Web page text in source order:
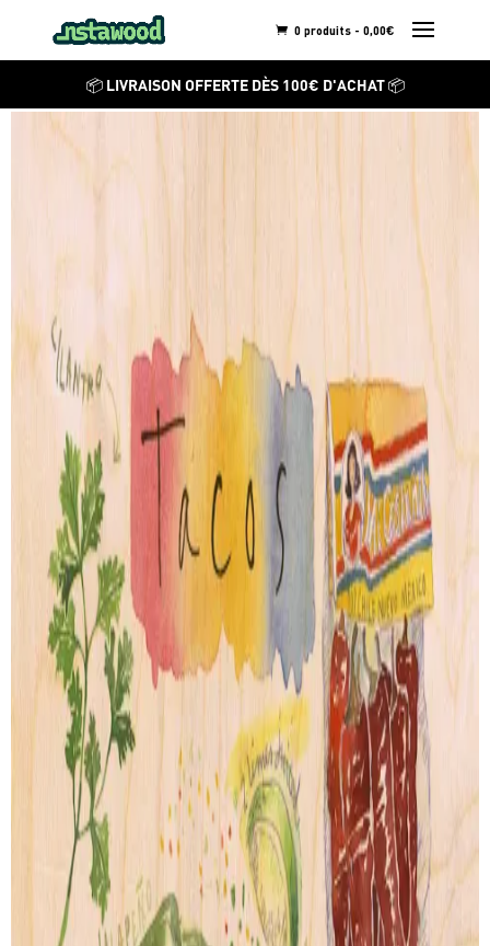
0 produits -0,00€
📦 LIVRAISON OFFERTE DÈS 100€ D'ACHAT 📦
LUCILE PRACHE
Découvrez ses autres
créations
Empanadas
de Lucile Prache
Artprint
dès € 9.00
de Lucile Prache
Artprint
dès € 9.00